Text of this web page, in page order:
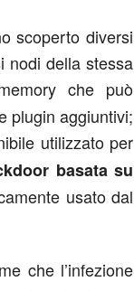
scoperto diversi
nodi della stessa
che può
plugin aggiuntivi;
utilizzato per
basata su
usato dal
che l’infezione